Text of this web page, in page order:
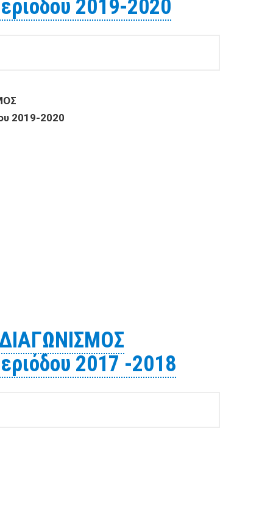
2019-2020
2019-2020
Χ.Υ.Τ.Α Π.Σ. Βόλου, περιόδου 2019-2020
2017 -2018